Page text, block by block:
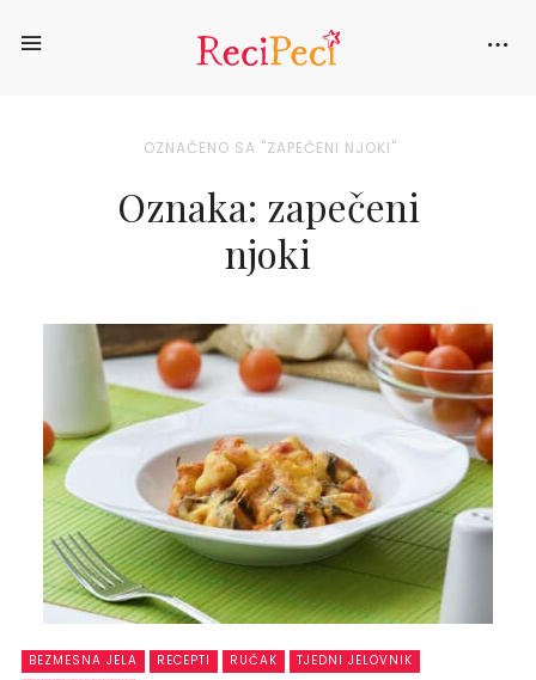
OZNAČENO SA "ZAPEČENI NJOKI"
Oznaka: zapečeni
njoki
BEZMESNA JELA RECEPTI RUČAK
TJEDNI JELOVNIK